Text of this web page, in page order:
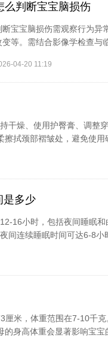
么判断宝宝脑损伤
断宝宝脑损伤需观察行为异
变等。需结合影像学检查与
04-20 11:19
干燥、使用护臀膏、调整
拭颈部褶皱处，避免使
是多少
16小时，包括夜间睡眠
间连续睡眠时间可达6-8小
厘米，体重范围在7-10千
身高体重会显著影响宝宝